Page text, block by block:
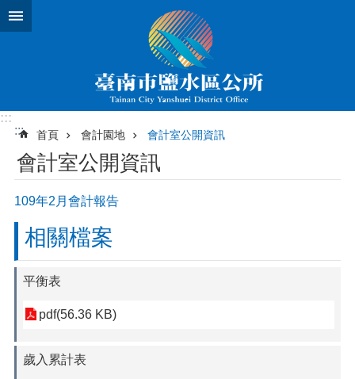
跳到主要內容區塊
:::
:::
首頁 會計園地 會計室公開資訊
會計室公開資訊
109年2月會計報告
相關檔案
平衡表
pdf(56.36 KB)
歲入累計表